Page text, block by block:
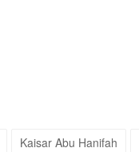
Kaisar Abu Hanifah